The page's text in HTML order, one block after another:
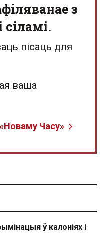
з
пісаць для
ваша
Часу»
ў калоніях і